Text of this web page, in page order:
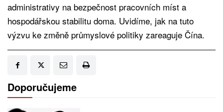
administrativy na bezpečnost pracovních míst a
hospodářskou stabilitu doma. Uvidíme, jak na tuto
výzvu ke změně průmyslové politiky zareaguje Čína.
Doporučujeme